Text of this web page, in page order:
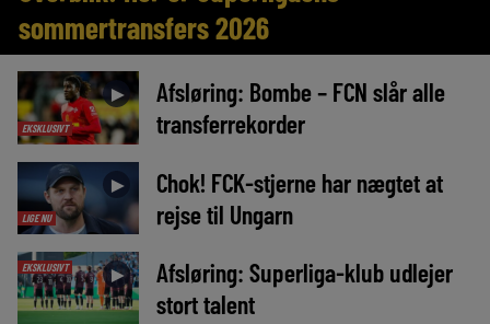
sommertransfers 2026
EKSKLUSIVT
►
Afsløring: Bombe – FCN slår alle
transferrekorder
LIGE NU
►
Chok! FCK-stjerne har nægtet at
rejse til Ungarn
EKSKLUSIVT ►
Afsløring: Superliga-klub udlejer
stort talent